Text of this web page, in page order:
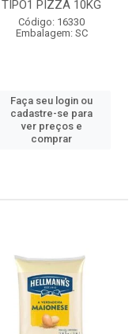
TIPO1 PIZZA 10KG
Código: 16330
Embalagem: SC
Faça seu login ou
cadastre-se para
ver preços e
comprar